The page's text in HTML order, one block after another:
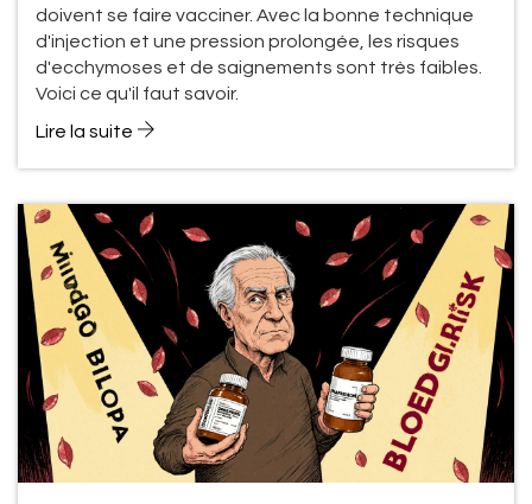
avec la bonne technique
doivent se faire vacciner. Avec la bonne technique
d'injection et une pression prolongée, les risques
d'ecchymoses et de saignements sont très faibles.
Voici ce qu'il faut savoir.
Lire la suite